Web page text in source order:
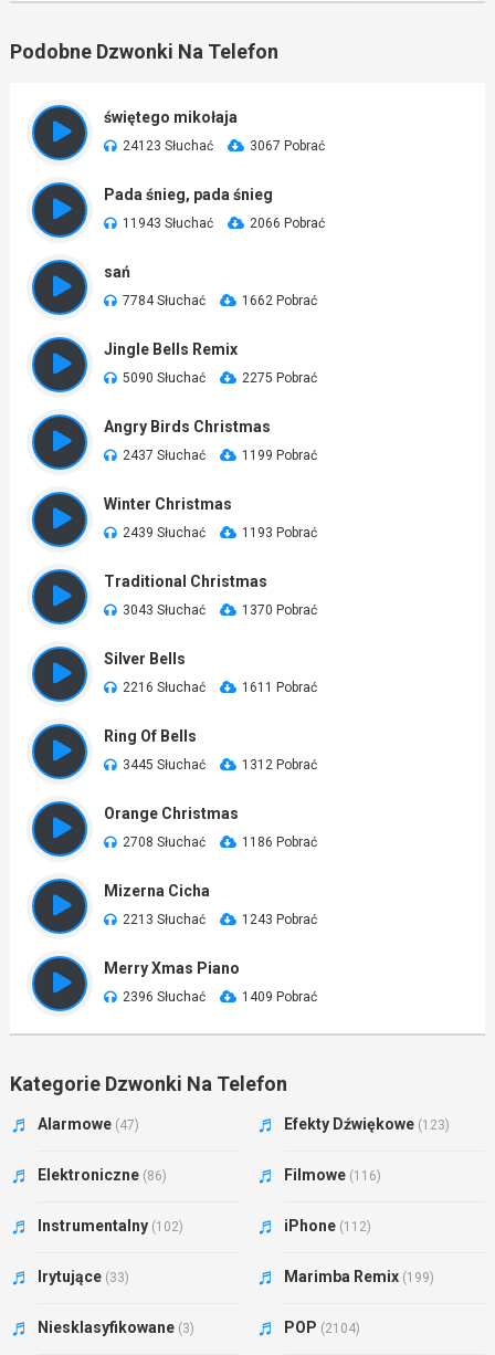
Podobne Dzwonki Na Telefon
świętego mikołaja
24123 Słuchać 3067 Pobrać
Pada śnieg, pada śnieg
11943 Słuchać 2066 Pobrać
sań
7784 Słuchać 1662 Pobrać
Jingle Bells Remix
5090 Słuchać 2275 Pobrać
Angry Birds Christmas
2437 Słuchać 1199 Pobrać
Winter Christmas
2439 Słuchać 1193 Pobrać
Traditional Christmas
3043 Słuchać 1370 Pobrać
Silver Bells
2216 Słuchać 1611 Pobrać
Ring Of Bells
3445 Słuchać 1312 Pobrać
Orange Christmas
2708 Słuchać 1186 Pobrać
Mizerna Cicha
2213 Słuchać 1243 Pobrać
Merry Xmas Piano
2396 Słuchać 1409 Pobrać
Kategorie Dzwonki Na Telefon
Alarmowe (47) Efekty Dźwiękowe (123)
Elektroniczne (86) Filmowe (116)
Instrumentalny (102) iPhone (112)
Irytujące (33) Marimba Remix (199)
Niesklasyfikowane (3) POP (2104)